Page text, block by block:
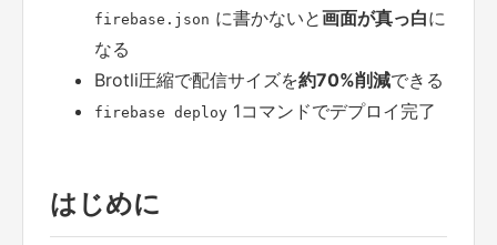
firebase.json に書かないと画面が真っ白に
なる
Brotli圧縮で配信サイズを約70%削減できる
firebase deploy 1コマンドでデプロイ完了
はじめに